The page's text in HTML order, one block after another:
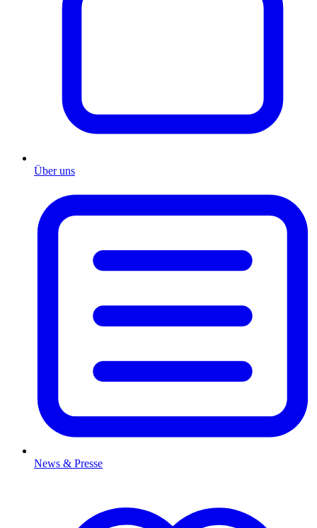
Über uns
News & Presse